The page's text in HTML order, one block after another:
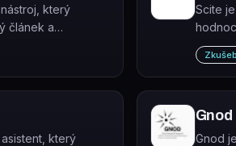
který
článek a
okamžitě
složitých pojmů
Scite
vidět,
který
Gnod
Gnod